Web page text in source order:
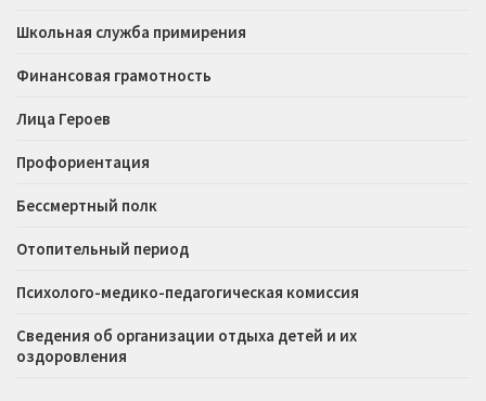
Школьная служба примирения
Финансовая грамотность
Лица Героев
Профориентация
Бессмертный полк
Отопительный период
Психолого-медико-педагогическая комиссия
Сведения об организации отдыха детей и их
оздоровления